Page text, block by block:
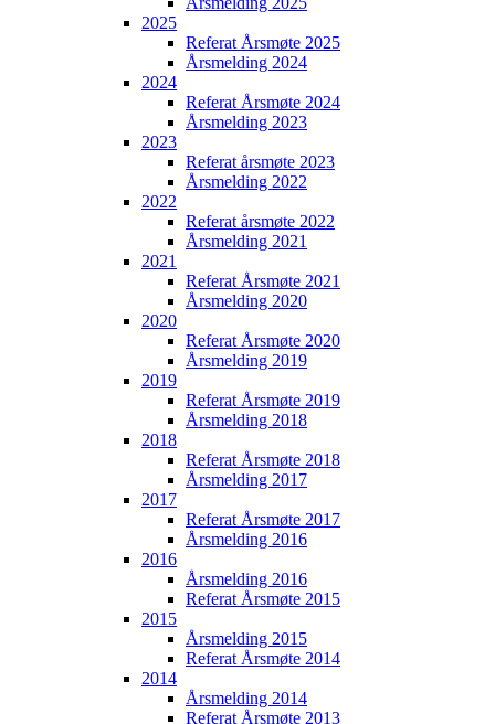
2025
Referat Årsmøte 2025
Årsmelding 2024
2024
Referat Årsmøte 2024
Årsmelding 2023
2023
Referat årsmøte 2023
Årsmelding 2022
2022
Referat årsmøte 2022
Årsmelding 2021
2021
Referat Årsmøte 2021
Årsmelding 2020
2020
Referat Årsmøte 2020
Årsmelding 2019
2019
Referat Årsmøte 2019
Årsmelding 2018
2018
Referat Årsmøte 2018
Årsmelding 2017
2017
Referat Årsmøte 2017
Årsmelding 2016
2016
Årsmelding 2016
Referat Årsmøte 2015
2015
Årsmelding 2015
Referat Årsmøte 2014
2014
Årsmelding 2014
Referat Årsmøte 2013